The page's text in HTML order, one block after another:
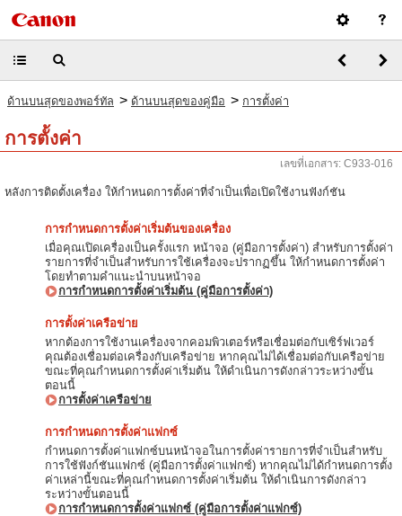
ด้านบนสุดของพอร์ทัล > ด้านบนสุดของคู่มือ > การตั้งค่า
การตั้งค่า
เลขที่เอกสาร: C933-016
หลังการติดตั้งเครื่อง ให้กำหนดการตั้งค่าที่จำเป็นเพื่อเปิดใช้งานฟังก์ชัน
การกำหนดการตั้งค่าเริ่มต้นของเครื่อง
เมื่อคุณเปิดเครื่องเป็นครั้งแรก หน้าจอ (คู่มือการตั้งค่า) สำหรับการตั้งค่า
รายการที่จำเป็นสำหรับการใช้เครื่องจะปรากฏขึ้น ให้กำหนดการตั้งค่า
โดยทำตามคำแนะนำบนหน้าจอ
การกำหนดการตั้งค่าเริ่มต้น (คู่มือการตั้งค่า)
การตั้งค่าเครือข่าย
หากต้องการใช้งานเครื่องจากคอมพิวเตอร์หรือเชื่อมต่อกับเซิร์ฟเวอร์
คุณต้องเชื่อมต่อเครื่องกับเครือข่าย หากคุณไม่ได้เชื่อมต่อกับเครือข่าย
ขณะที่คุณกำหนดการตั้งค่าเริ่มต้น ให้ดำเนินการดังกล่าวระหว่างขั้น
ตอนนี้
การตั้งค่าเครือข่าย
การกำหนดการตั้งค่าแฟกซ์
กำหนดการตั้งค่าแฟกซ์บนหน้าจอในการตั้งค่ารายการที่จำเป็นสำหรับ
การใช้ฟังก์ชันแฟกซ์ (คู่มือการตั้งค่าแฟกซ์) หากคุณไม่ได้กำหนดการตั้ง
ค่าเหล่านี้ขณะที่คุณกำหนดการตั้งค่าเริ่มต้น ให้ดำเนินการดังกล่าว
ระหว่างขั้นตอนนี้
การกำหนดการตั้งค่าแฟกซ์ (คู่มือการตั้งค่าแฟกซ์)